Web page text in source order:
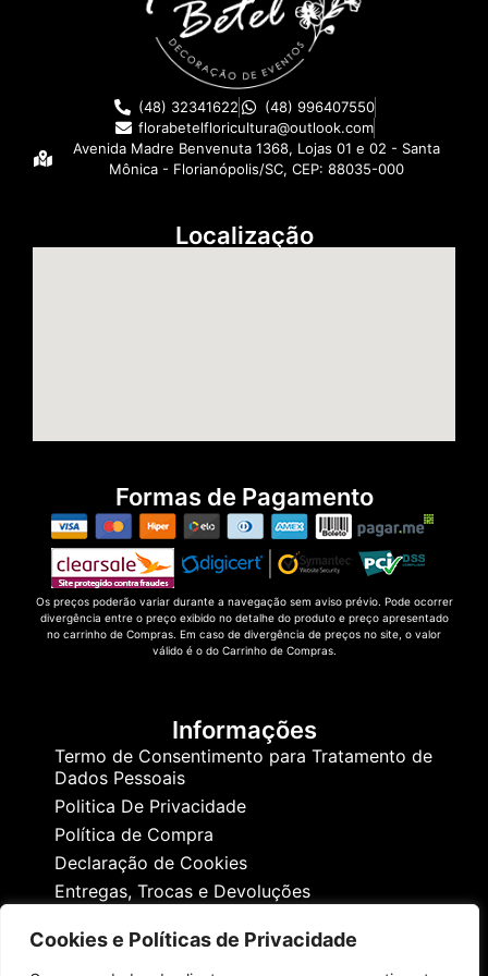
Cookies e Políticas de Privacidade
(48) 32341622
(48) 996407550
florabetelfloricultura@outlook.com
Avenida Madre Benvenuta 1368, Lojas 01 e 02 - Santa
Mônica - Florianópolis/SC, CEP: 88035-000
Localização
Formas de Pagamento
Os preços poderão variar durante a navegação sem aviso prévio. Pode ocorrer
divergência entre o preço exibido no detalhe do produto e preço apresentado
no carrinho de Compras. Em caso de divergência de preços no site, o valor
válido é o do Carrinho de Compras.
Informações
Termo de Consentimento para Tratamento de
Dados Pessoais
Politica De Privacidade
Política de Compra
Declaração de Cookies
Entregas, Trocas e Devoluções